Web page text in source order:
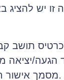
טופס I776 - מסמך אישור העסקה.